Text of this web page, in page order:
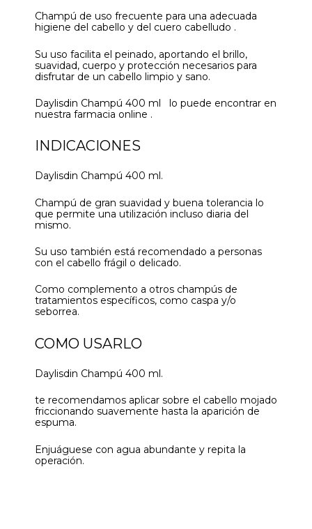
Champú de uso frecuente para una adecuada
higiene del cabello y del cuero cabelludo .
Su uso facilita el peinado, aportando el brillo,
suavidad, cuerpo y protección necesarios para
disfrutar de un cabello limpio y sano.
Daylisdin Champú 400 ml lo puede encontrar en
nuestra farmacia online .
INDICACIONES
Daylisdin Champú 400 ml.
Champú de gran suavidad y buena tolerancia lo
que permite una utilización incluso diaria del
mismo.
Su uso también está recomendado a personas
con el cabello frágil o delicado.
Como complemento a otros champús de
tratamientos específicos, como caspa y/o
seborrea.
COMO USARLO
Daylisdin Champú 400 ml.
te recomendamos aplicar sobre el cabello mojado
friccionando suavemente hasta la aparición de
espuma.
Enjuáguese con agua abundante y repita la
operación.